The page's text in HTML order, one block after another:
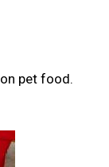
pet food.